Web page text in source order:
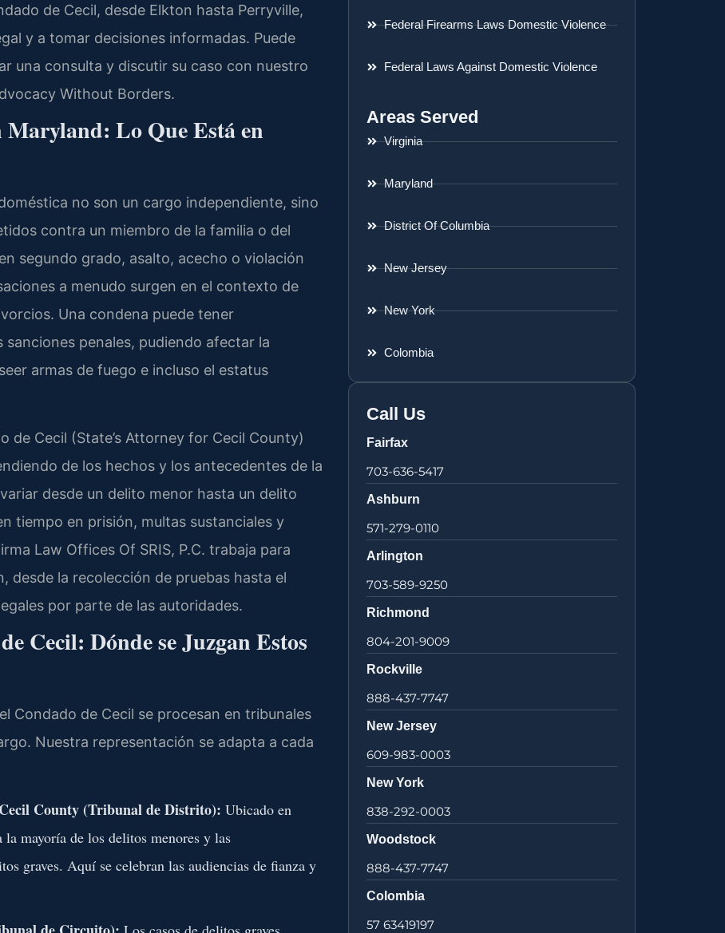
de Cecil, desde Elkton hasta Perryville,
y a tomar decisiones informadas. Puede
una consulta y discutir su caso con nuestro
Without Borders.
Lo Que Está en
no son un cargo independiente, sino
contra un miembro de la familia o del
segundo grado, asalto, acecho o violación
a menudo surgen en el contexto de
Una condena puede tener
sanciones penales, pudiendo afectar la
armas de fuego e incluso el estatus
de Cecil (State’s Attorney for Cecil County)
de los hechos y los antecedentes de la
desde un delito menor hasta un delito
tiempo en prisión, multas sustanciales y
Law Offices Of SRIS, P.C. trabaja para
desde la recolección de pruebas hasta el
por parte de las autoridades.
Cecil: Dónde se Juzgan Estos
Condado de Cecil se procesan en tribunales
Nuestra representación se adapta a cada
County (Tribunal de Distrito): Ubicado en
mayoría de los delitos menores y las
graves. Aquí se celebran las audiencias de fianza y
Federal Firearms Laws Domestic Violence
Federal Laws Against Domestic Violence
Areas Served
Virginia
Maryland
District Of Columbia
New Jersey
New York
Colombia
Call Us
Fairfax
703-636-5417
Ashburn
571-279-0110
Arlington
703-589-9250
Richmond
804-201-9009
Rockville
888-437-7747
New Jersey
609-983-0003
New York
838-292-0003
Woodstock
888-437-7747
Colombia
57 63419197